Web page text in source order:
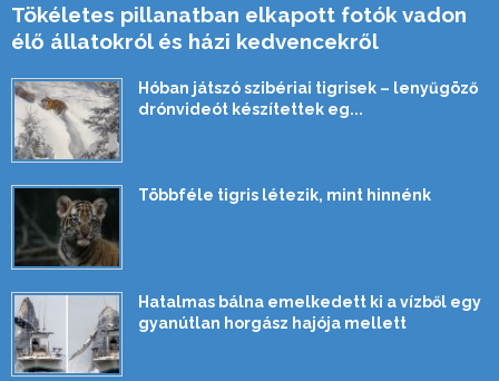
Tökéletes pillanatban elkapott fotók vadon
élő állatokról és házi kedvencekről
Hóban játszó szibériai tigrisek – lenyűgöző
drónvideót készítettek eg...
Többféle tigris létezik, mint hinnénk
Hatalmas bálna emelkedett ki a vízből egy
gyanútlan horgász hajója mellett